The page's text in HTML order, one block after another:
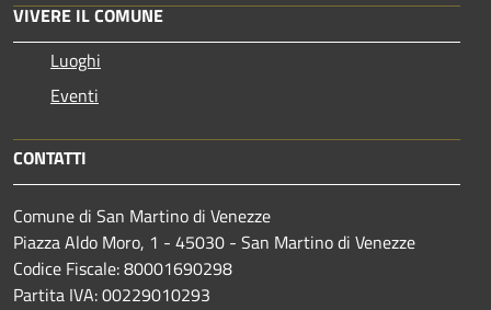
VIVERE IL COMUNE
Luoghi
Eventi
CONTATTI
Comune di San Martino di Venezze
Piazza Aldo Moro, 1 - 45030 - San Martino di Venezze
Codice Fiscale: 80001690298
Partita IVA: 00229010293